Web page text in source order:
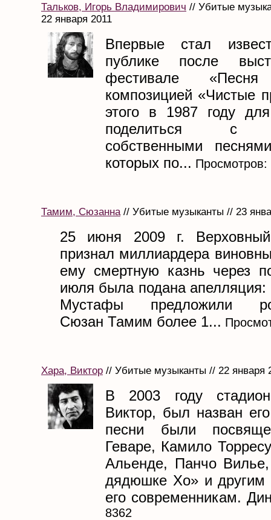
Тальков, Игорь Владимирович // Убитые
22 января 2011
Впервые стал
публике после
фестивале
композицией «Чистые
этого в 1987 году
поделиться с
собственными
которых по... Просмотров:
Тамим, Сюзанна// Убитые музыканты // 23
25 июня 2009 г.
признал миллиардера
ему смертную казнь через
июля была подана апелляция:
Мустафы предложили
Сюзан Тамим более 1...
Хара, Виктор // Убитые музыканты // 22 января
В 2003 году
Виктор, был назван
песни были
Геваре, Камило
Альенде, Панчо Вилье,
дядюшке Хо» и
его современникам.
8362